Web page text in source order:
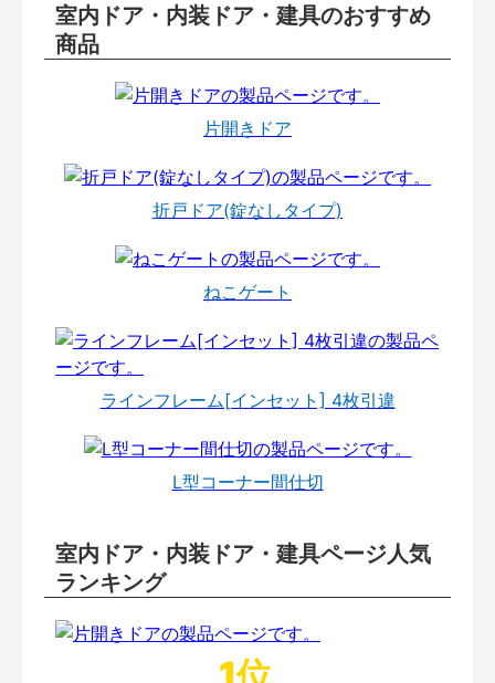
室内ドア・内装ドア・建具のおすすめ
商品
片開きドア
折戸ドア(錠なしタイプ)
ねこゲート
ラインフレーム[インセット] 4枚引違
L型コーナー間仕切
室内ドア・内装ドア・建具ページ人気
ランキング